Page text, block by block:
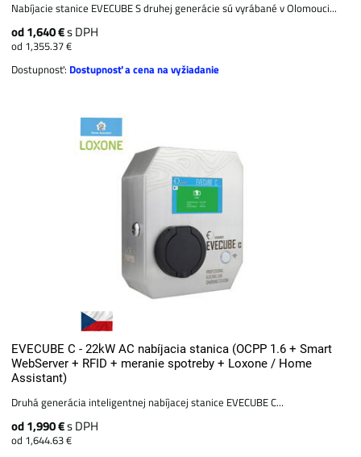
Nabíjacie stanice EVECUBE S druhej generácie sú vyrábané v Olomouci...
od 1,640 €s DPH
od 1,355.37 €
Dostupnosť: Dostupnosť a cena na vyžiadanie
EVECUBE C - 22kW AC nabíjacia stanica (OCPP 1.6 + Smart
WebServer + RFID + meranie spotreby + Loxone / Home
Assistant)
Druhá generácia inteligentnej nabíjacej stanice EVECUBE C...
od 1,990 €s DPH
od 1,644.63 €